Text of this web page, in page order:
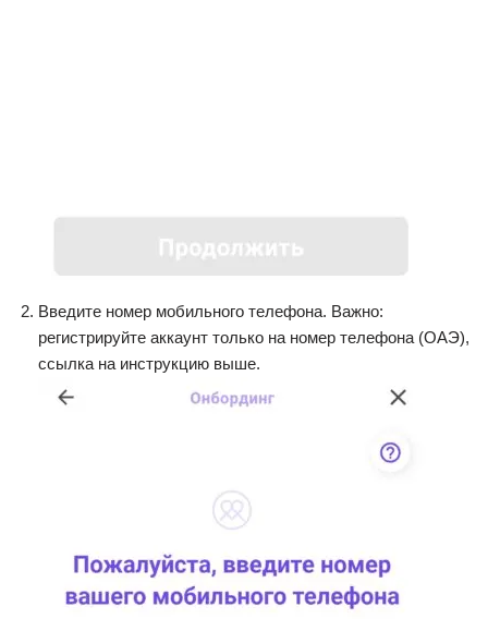
Введите номер мобильного телефона. Важно:
регистрируйте аккаунт только на номер телефона (ОАЭ),
ссылка на инструкцию выше.